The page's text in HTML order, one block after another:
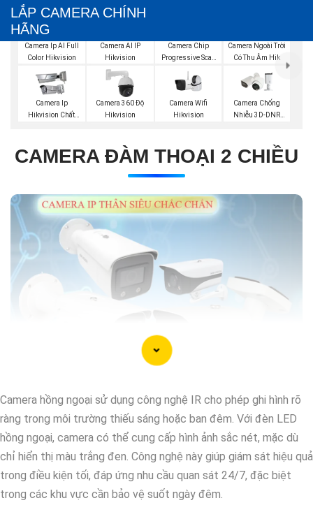
LẮP CAMERA CHÍNH
HÃNG
Camera Ip AI Full
Color Hikvision
Camera AI IP
Hikvision
Camera Chip
Progressive Scan
Camera Ngoài Trời
Có Thu Âm Hik
Camera Ip
Hikvision Chất
Camera 360 Độ
Hikvision
Camera Wifi
Hikvision
Camera Chống
Nhiễu 3D-DNR
CAMERA ĐÀM THOẠI 2 CHIỀU
Camera hồng ngoại sử dụng công nghệ IR cho phép ghi hình rõ
ràng trong môi trường thiếu sáng hoặc ban đêm. Với đèn LED
hồng ngoại, camera có thể cung cấp hình ảnh sắc nét, mặc dù
chỉ hiển thị màu trắng đen. Công nghệ này giúp giám sát hiệu quả
trong điều kiện tối, đáp ứng nhu cầu quan sát 24/7, đặc biệt
trong các khu vực cần bảo vệ suốt ngày đêm.